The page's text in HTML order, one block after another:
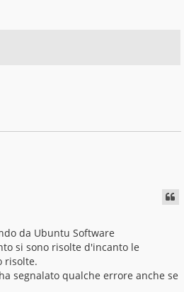
da Ubuntu Software
si sono risolte d'incanto le
risolte.
segnalato qualche errore anche se